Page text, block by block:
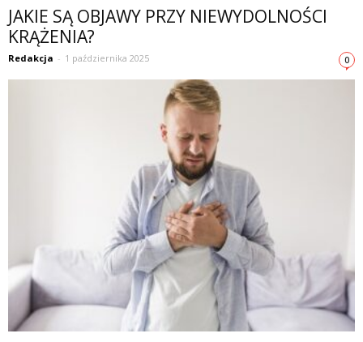
JAKIE SĄ OBJAWY PRZY NIEWYDOLNOŚCI
KRĄŻENIA?
Redakcja - 1 października 2025 0